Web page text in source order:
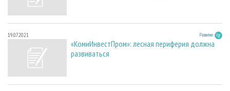
19.07.2021 Развитие
«КомиИнвестПром»: лесная периферия должна
развиваться